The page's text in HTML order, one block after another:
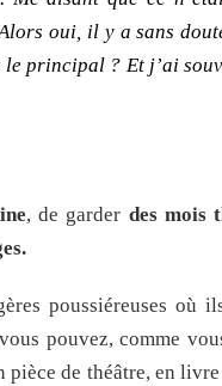
oui, il y a sans
le principal ? Et j’ai
, de garder des mois
poussiéreuses où
pouvez, comme
de théâtre, en